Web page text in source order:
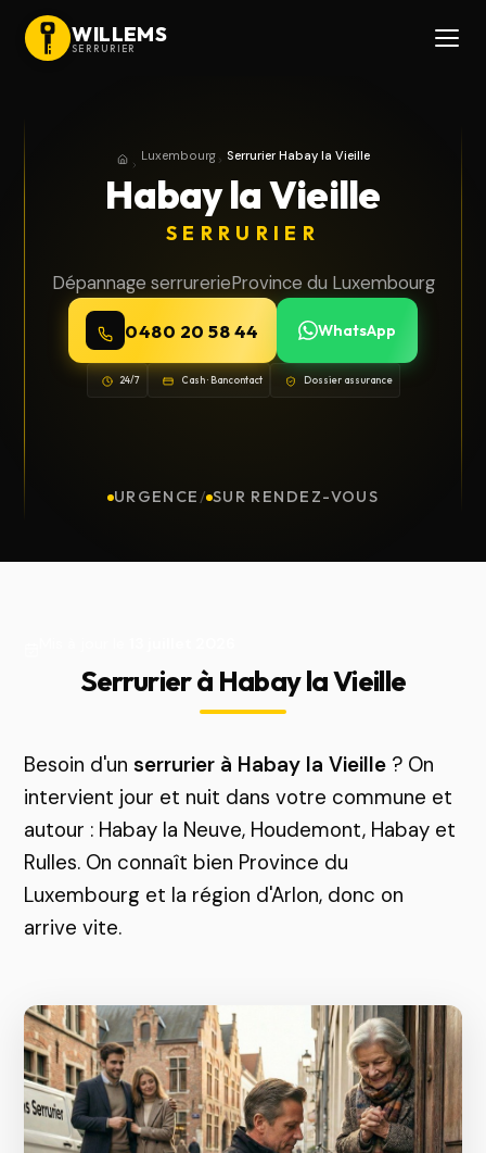
WILLEMS
SERRURIER
AccueilProvince du Luxembourg
Luxembourg Serrurier Habay la Vieille
Habay la Vieille
SERRURIER
Dépannage serrurerieProvince du Luxembourg
0480 20 58 44 WhatsApp
24/7 Cash · Bancontact Dossier assurance
URGENCE / SUR RENDEZ-VOUS
Serrurier à Habay la Vieille
Besoin d'unserrurier à Habay la Vieille ? On
intervient jour et nuit dans votre commune et
autour : Habay la Neuve, Houdemont, Habay et
Rulles. On connaît bien Province du
Luxembourg et la région d'Arlon, donc on
arrive vite.